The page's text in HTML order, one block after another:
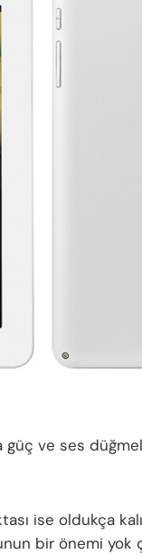
ve ses
ise oldukça
bir önemi yok